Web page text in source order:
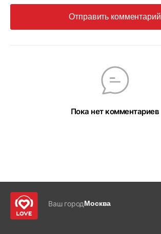
Отправить комментарий
Пока нет комментариев
Ваш городМосква